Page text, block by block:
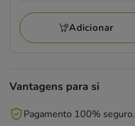
avaliações
12.09€
Adicionar
Vantagens para si
Pagamento 100% seguro.